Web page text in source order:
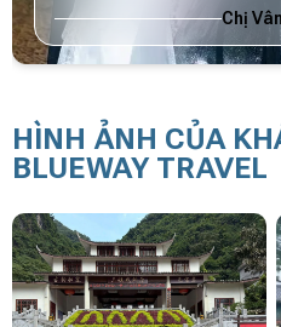
Chị
HÌNH ẢNH CỦA
BLUEWAY TRAVEL